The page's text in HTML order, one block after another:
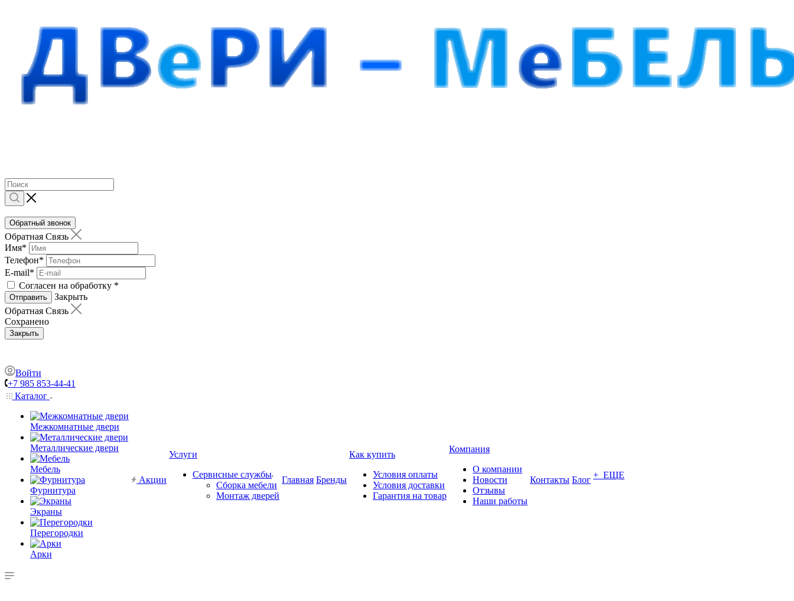
Обратный звонок
Обратная Связь
Имя*
Телефон*
E-mail*
Согласен на обработку *
Отправить
Закрыть
Обратная Связь
Сохранено
Закрыть
Войти
+7 985 853-44-41
Каталог
Межкомнатные двери
Металлические двери
Мебель
Фурнитура
Экраны
Перегородки
Арки
Акции
Услуги
Сервисные службы
Сборка мебели
Монтаж дверей
Главная Бренды
Как купить
Условия оплаты
Условия доставки
Гарантия на товар
Компания
О компании
Новости
Отзывы
Наши работы
Контакты Блог + ЕЩЕ